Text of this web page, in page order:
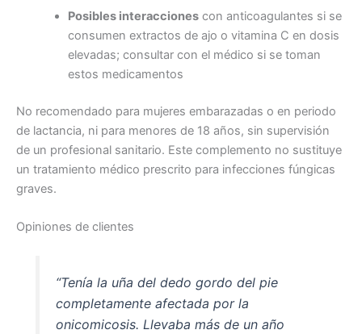
Posibles interaccionescon anticoagulantes si se
consumen extractos de ajo o vitamina C en dosis
elevadas; consultar con el médico si se toman
estos medicamentos
No recomendado para mujeres embarazadas o en periodo
de lactancia, ni para menores de 18 años, sin supervisión
de un profesional sanitario. Este complemento no sustituye
un tratamiento médico prescrito para infecciones fúngicas
graves.
Opiniones de clientes
“Tenía la uña del dedo gordo del pie
completamente afectada por la
onicomicosis. Llevaba más de un año